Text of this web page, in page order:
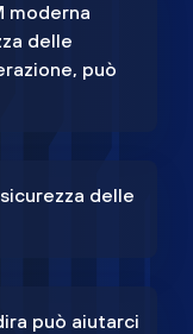
moderna
delle
può
delle
può aiutarci